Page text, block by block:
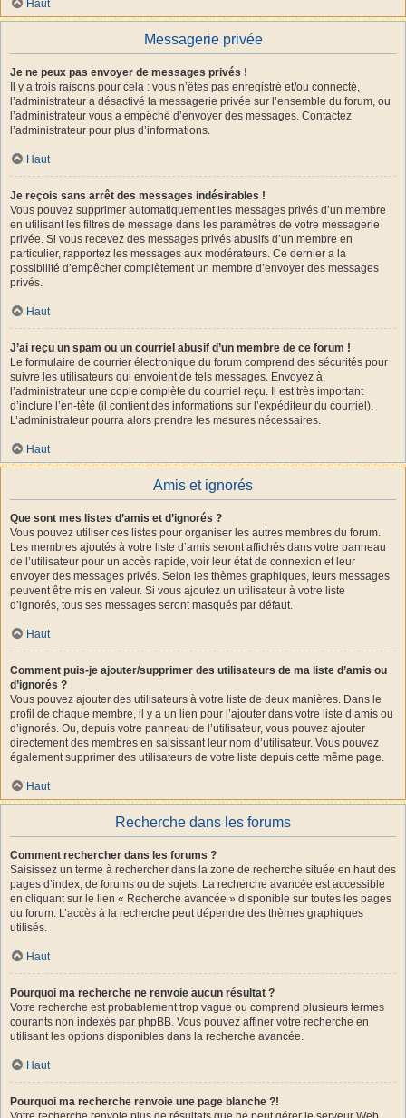
Haut
Messagerie privée
Je ne peux pas envoyer de messages privés !
Il y a trois raisons pour cela : vous n’êtes pas enregistré et/ou connecté,
l’administrateur a désactivé la messagerie privée sur l’ensemble du forum, ou
l’administrateur vous a empêché d’envoyer des messages. Contactez
l’administrateur pour plus d’informations.
Haut
Je reçois sans arrêt des messages indésirables !
Vous pouvez supprimer automatiquement les messages privés d’un membre
en utilisant les filtres de message dans les paramètres de votre messagerie
privée. Si vous recevez des messages privés abusifs d’un membre en
particulier, rapportez les messages aux modérateurs. Ce dernier a la
possibilité d’empêcher complètement un membre d’envoyer des messages
privés.
Haut
J’ai reçu un spam ou un courriel abusif d’un membre de ce forum !
Le formulaire de courrier électronique du forum comprend des sécurités pour
suivre les utilisateurs qui envoient de tels messages. Envoyez à
l’administrateur une copie complète du courriel reçu. Il est très important
d’inclure l’en-tête (il contient des informations sur l’expéditeur du courriel).
L’administrateur pourra alors prendre les mesures nécessaires.
Haut
Amis et ignorés
Que sont mes listes d’amis et d’ignorés ?
Vous pouvez utiliser ces listes pour organiser les autres membres du forum.
Les membres ajoutés à votre liste d’amis seront affichés dans votre panneau
de l’utilisateur pour un accès rapide, voir leur état de connexion et leur
envoyer des messages privés. Selon les thèmes graphiques, leurs messages
peuvent être mis en valeur. Si vous ajoutez un utilisateur à votre liste
d’ignorés, tous ses messages seront masqués par défaut.
Haut
Comment puis-je ajouter/supprimer des utilisateurs de ma liste d’amis ou
d’ignorés ?
Vous pouvez ajouter des utilisateurs à votre liste de deux manières. Dans le
profil de chaque membre, il y a un lien pour l’ajouter dans votre liste d’amis ou
d’ignorés. Ou, depuis votre panneau de l’utilisateur, vous pouvez ajouter
directement des membres en saisissant leur nom d’utilisateur. Vous pouvez
également supprimer des utilisateurs de votre liste depuis cette même page.
Haut
Recherche dans les forums
Comment rechercher dans les forums ?
Saisissez un terme à rechercher dans la zone de recherche située en haut des
pages d’index, de forums ou de sujets. La recherche avancée est accessible
en cliquant sur le lien « Recherche avancée » disponible sur toutes les pages
du forum. L’accès à la recherche peut dépendre des thèmes graphiques
utilisés.
Haut
Pourquoi ma recherche ne renvoie aucun résultat ?
Votre recherche est probablement trop vague ou comprend plusieurs termes
courants non indexés par phpBB. Vous pouvez affiner votre recherche en
utilisant les options disponibles dans la recherche avancée.
Haut
Pourquoi ma recherche renvoie une page blanche ?!